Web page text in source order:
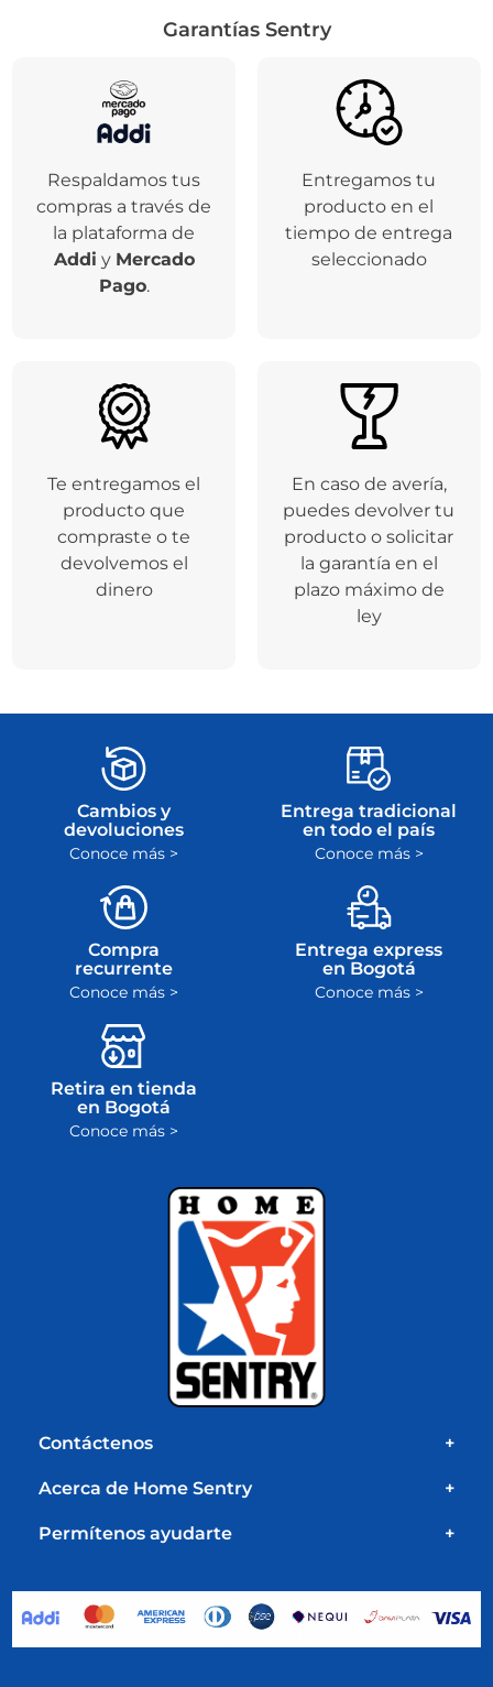
Garantías Sentry
Respaldamos tus
compras a través de
la plataforma de
Addi y Mercado
Pago.
Entregamos tu
producto en el
tiempo de entrega
seleccionado
Te entregamos el
producto que
compraste o te
devolvemos el
dinero
En caso de avería,
puedes devolver tu
producto o solicitar
la garantía en el
plazo máximo de
ley
Cambios y
devoluciones
Conoce más >
Entrega tradicional
en todo el país
Conoce más >
Compra
recurrente
Conoce más >
Entrega express
en Bogotá
Conoce más >
Retira en tienda
en Bogotá
Conoce más >
Contáctenos +
Acerca de Home Sentry +
Permítenos ayudarte +